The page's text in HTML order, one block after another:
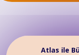
Atlas ile